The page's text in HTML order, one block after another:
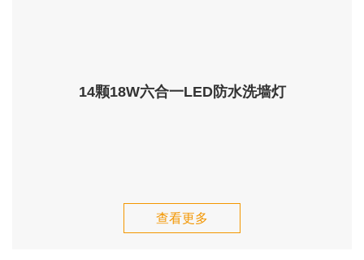
14颗18W六合一LED防水洗墙灯
查看更多